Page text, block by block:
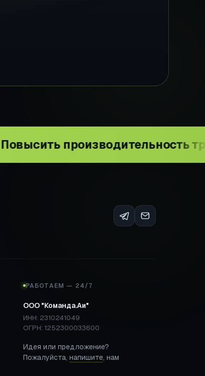
труда в
РАБОТАЕМ — 24/7
ООО "Команда.Аи"
ИНН: 2310241049
ОГРН: 1252300033600
Идея или предложение?
Пожалуйста, напишите, нам